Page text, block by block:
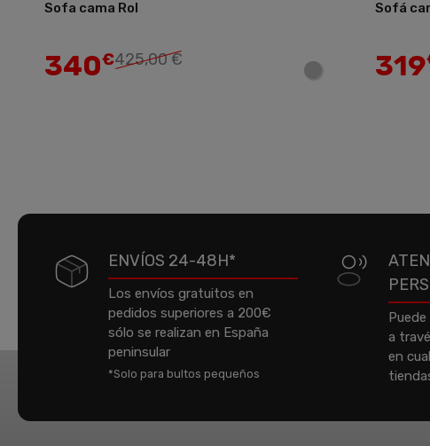
Sofa cama Rol
340€425,00 €
Sofá
319
ENVÍOS 24-48H*
Los envíos gratuitos en
pedidos superiores a 200€
sólo se realizan en España
peninsular
*Solo para bultos pequeños
a
en